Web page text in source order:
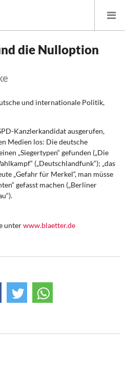
Daseinsvorsorge
die Nulloption
und internationale Politik,
Kanzlerkandidat ausgerufen,
Medien los: Die deutsche
„Siegertypen“ gefunden („Die
(„Deutschlandfunk“); „das
„Gefahr für Merkel“, man müsse
gefasst machen („Berliner
unterwww.blaetter.de